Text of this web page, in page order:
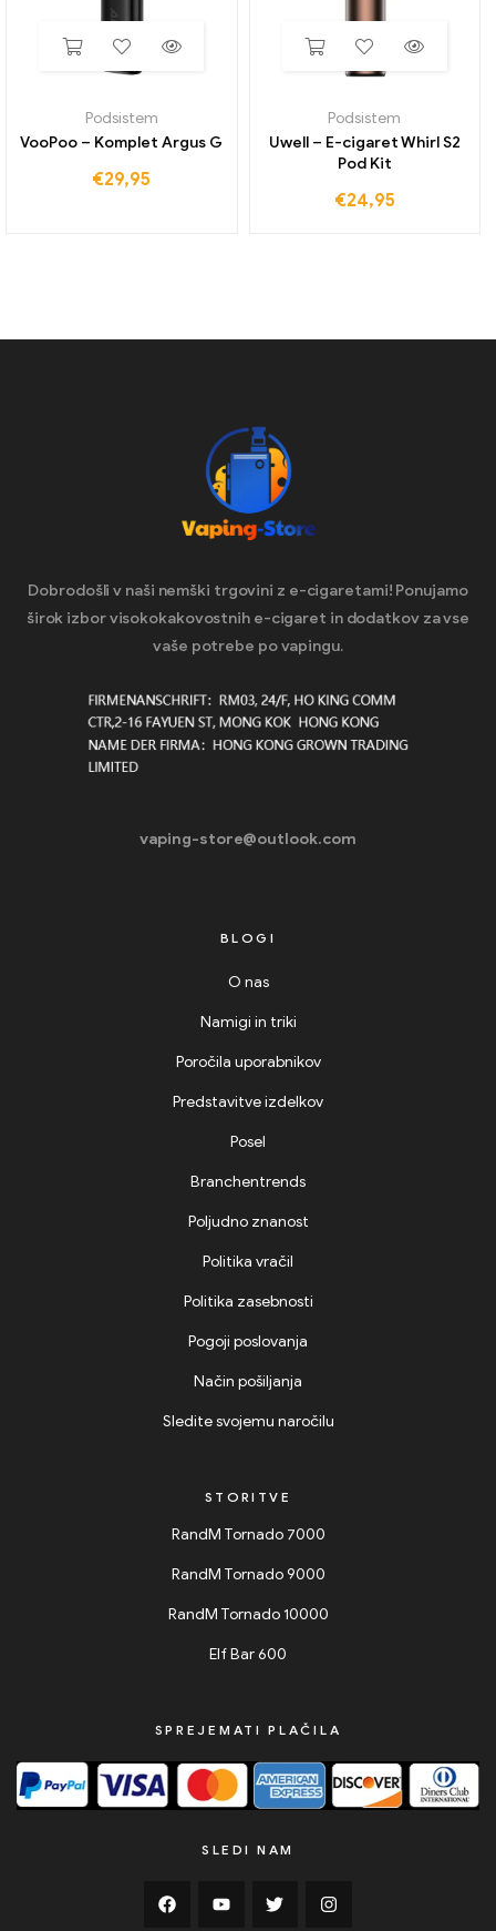
Podsistem
VooPoo – Komplet Argus G
€29,95
Podsistem
Uwell – E-cigaret Whirl S2
Pod Kit
€24,95
Dobrodošli v naši nemški trgovini z e-cigaretami! Ponujamo
širok izbor visokokakovostnih e-cigaret in dodatkov za vse
vaše potrebe po vapingu.
vaping-store@outlook.com
BLOGI
O nas
Namigi in triki
Poročila uporabnikov
Predstavitve izdelkov
Posel
Branchentrends
Poljudno znanost
Politika vračil
Politika zasebnosti
Pogoji poslovanja
Način pošiljanja
Sledite svojemu naročilu
STORITVE
RandM Tornado 7000
RandM Tornado 9000
RandM Tornado 10000
Elf Bar 600
SPREJEMATI PLAČILA
SLEDI NAM